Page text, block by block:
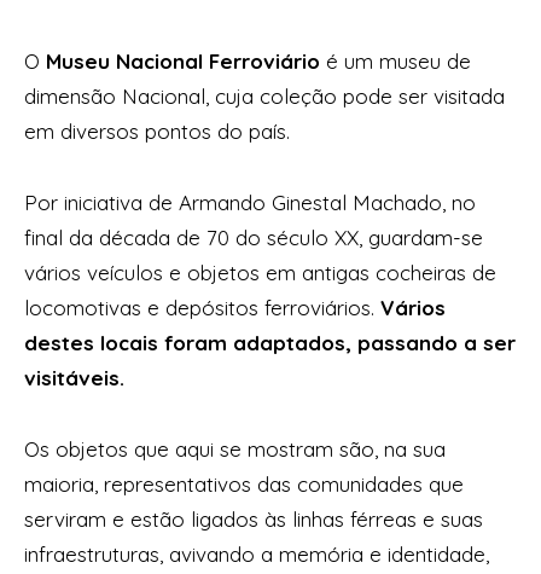
O Museu Nacional Ferroviário é um museu de
dimensão Nacional, cuja coleção pode ser visitada
em diversos pontos do país.
Por iniciativa de Armando Ginestal Machado, no
final da década de 70 do século XX, guardam-se
vários veículos e objetos em antigas cocheiras de
locomotivas e depósitos ferroviários. Vários
destes locais foram adaptados, passando a ser
visitáveis.
Os objetos que aqui se mostram são, na sua
maioria, representativos das comunidades que
serviram e estão ligados às linhas férreas e suas
infraestruturas, avivando a memória e identidade,